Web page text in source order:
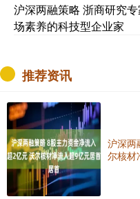
沪深两融策略 浙商研究
场素养的科技型企业家
推荐资讯
沪深两
尔核材